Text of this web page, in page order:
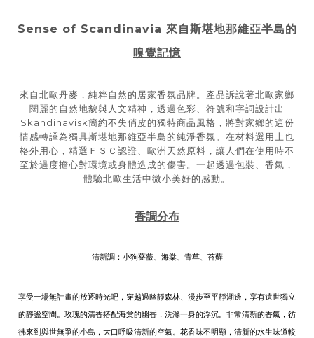
Sense of Scandinavia 來自斯堪地那維亞半島的
嗅覺記憶
來自北歐丹麥，純粹自然的居家香氛品牌。 產品訴說著北歐家鄉
闊麗的自然地貌與人文精神，透過色彩、符號和字詞設計出
Skandinavisk簡約不失俏皮的獨特商品風格 ，將對家鄉的這份
情感轉譯為獨具斯堪地那維亞半島的純淨香氛。在材料選用上也
格外用心，精選ＦＳＣ認證、歐洲天然原料，讓人們在使用時不
至於過度擔心對環境或身體造成的傷害。一起透過包裝、香氣，
體驗北歐生活中微小美好的感動。
香調分布
清新調：小狗薔薇、海棠、青草、苔蘚
享受一場無計畫的放逐時光吧，穿越過幽靜森林、漫步至平靜湖邊，享有遺世獨立
的靜謐空間。玫瑰的清香搭配海棠的幽香，洗滌一身的浮沉。非常清新的香氣，彷
彿來到與世無爭的小島，大口呼吸清新的空氣。花香味不明顯，清新的水生味道較